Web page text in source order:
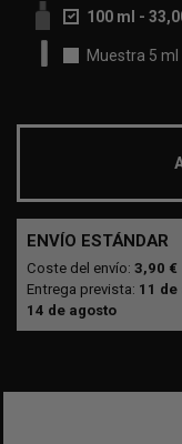
100 ml -
Muestra 5 ml
ENVÍO ESTÁNDAR
Coste del envío: 3,90 €
Entrega prevista: 11 de
14 de agosto